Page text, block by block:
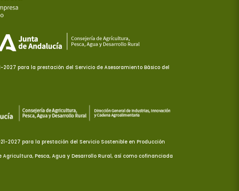
para la prestación del Servicio de Asesoramiento Básico del
2027 para la prestación del Servicio Sostenible en Producción
Pesca, Agua y Desarrollo Rural, así como cofinanciada